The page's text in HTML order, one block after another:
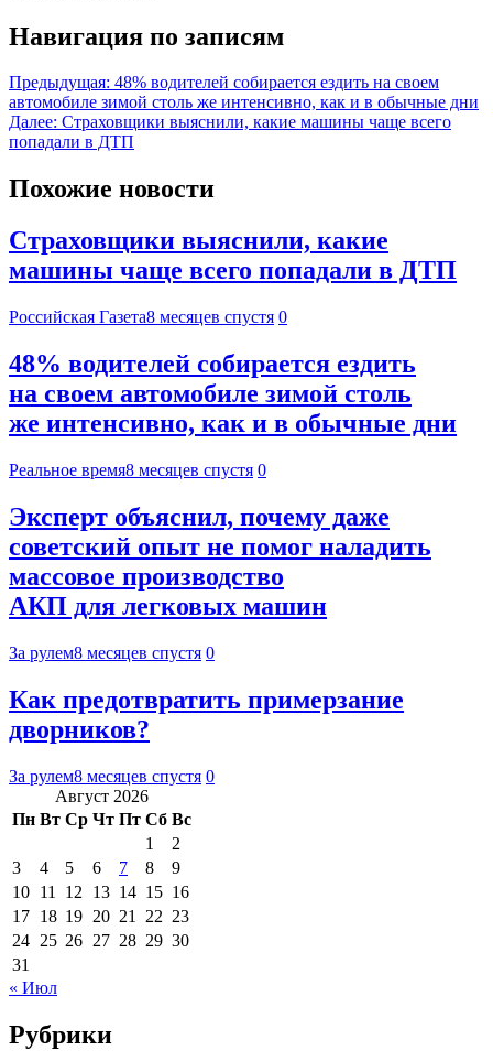
Навигация по записям
Предыдущая: 48% водителей собирается ездить на своем
автомобиле зимой столь же интенсивно, как и в обычные дни
Далее: Страховщики выяснили, какие машины чаще всего
попадали в ДТП
Похожие новости
Страховщики выяснили, какие
машины чаще всего попадали в ДТП
Российская Газета8 месяцев спустя 0
48% водителей собирается ездить
на своем автомобиле зимой столь
же интенсивно, как и в обычные дни
Реальное время8 месяцев спустя 0
Эксперт объяснил, почему даже
советский опыт не помог наладить
массовое производство
АКП для легковых машин
За рулем8 месяцев спустя 0
Как предотвратить примерзание
дворников?
За рулем8 месяцев спустя 0
Август 2026
Пн Вт Ср Чт Пт Сб Вс
1
2
3
4 5 6 7 8
9
10 11 12 13 14 15 16
17 18 19 20 21 22 23
24 25 26 27 28 29 30
31
« Июл
Рубрики